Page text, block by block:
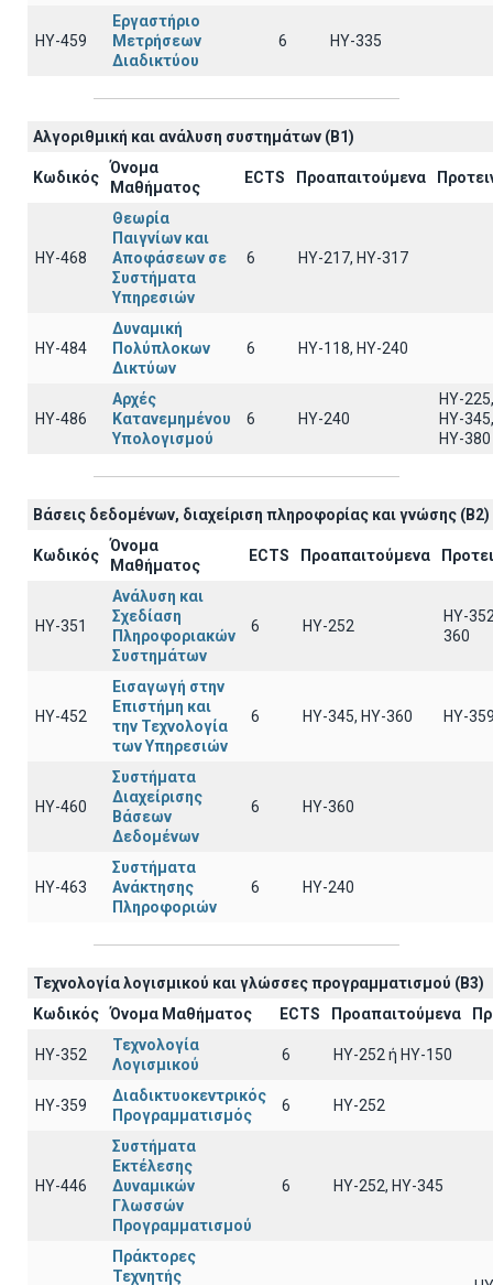
ΗΥ-459
Εργαστήριο
Μετρήσεων
Διαδικτύου
6 ΗΥ-335
Αλγοριθμική και ανάλυση συστημάτων (B1)
Κωδικός
Όνομα
Μαθήματος
ECTS Προαπαιτούμενα
ΗΥ-468
Θεωρία
Παιγνίων και
Αποφάσεων σε
Συστήματα
Υπηρεσιών
6 ΗΥ-217, ΗΥ-317
ΗΥ-484
Δυναμική
Πολύπλοκων
Δικτύων
6 ΗΥ-118, ΗΥ-240
ΗΥ-486
Αρχές
Κατανεμημένου
Υπολογισμού
6 ΗΥ-240
ΗΥ-225,
ΗΥ-345,
ΗΥ-380
Βάσεις δεδομένων, διαχείριση πληροφορίας και γνώσης (B2)
Κωδικός
Όνομα
Μαθήματος
ECTS Προαπαιτούμενα
ΗΥ-351
Ανάλυση και
Σχεδίαση
Πληροφοριακών
Συστημάτων
6 HY-252
HY-
360
ΗΥ-452
Εισαγωγή στην
Επιστήμη και
την Τεχνολογία
των Υπηρεσιών
6 ΗΥ-345, ΗΥ-360 HY-
ΗΥ-460
Συστήματα
Διαχείρισης
Βάσεων
Δεδομένων
6 HY-360
ΗΥ-463
Συστήματα
Ανάκτησης
Πληροφοριών
6 HY-240
Τεχνολογία λογισμικού και γλώσσες προγραμματισμού (B3)
Κωδικός
Όνομα Μαθήματος ECTS Προαπαιτούμενα
ΗΥ-352
Τεχνολογία
Λογισμικού
6 HY-252 ή ΗΥ-150
ΗΥ-359
Διαδικτυοκεντρικός
Προγραμματισμός
6 HY-252
ΗΥ-446
Συστήματα
Εκτέλεσης
Δυναμικών
Γλωσσών
Προγραμματισμού
6 ΗΥ-252, ΗΥ-345
Πράκτορες
Τεχνητής